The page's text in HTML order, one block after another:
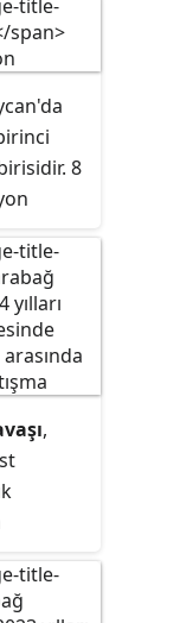
ve
şehirler
ve
ilçelere
8
,